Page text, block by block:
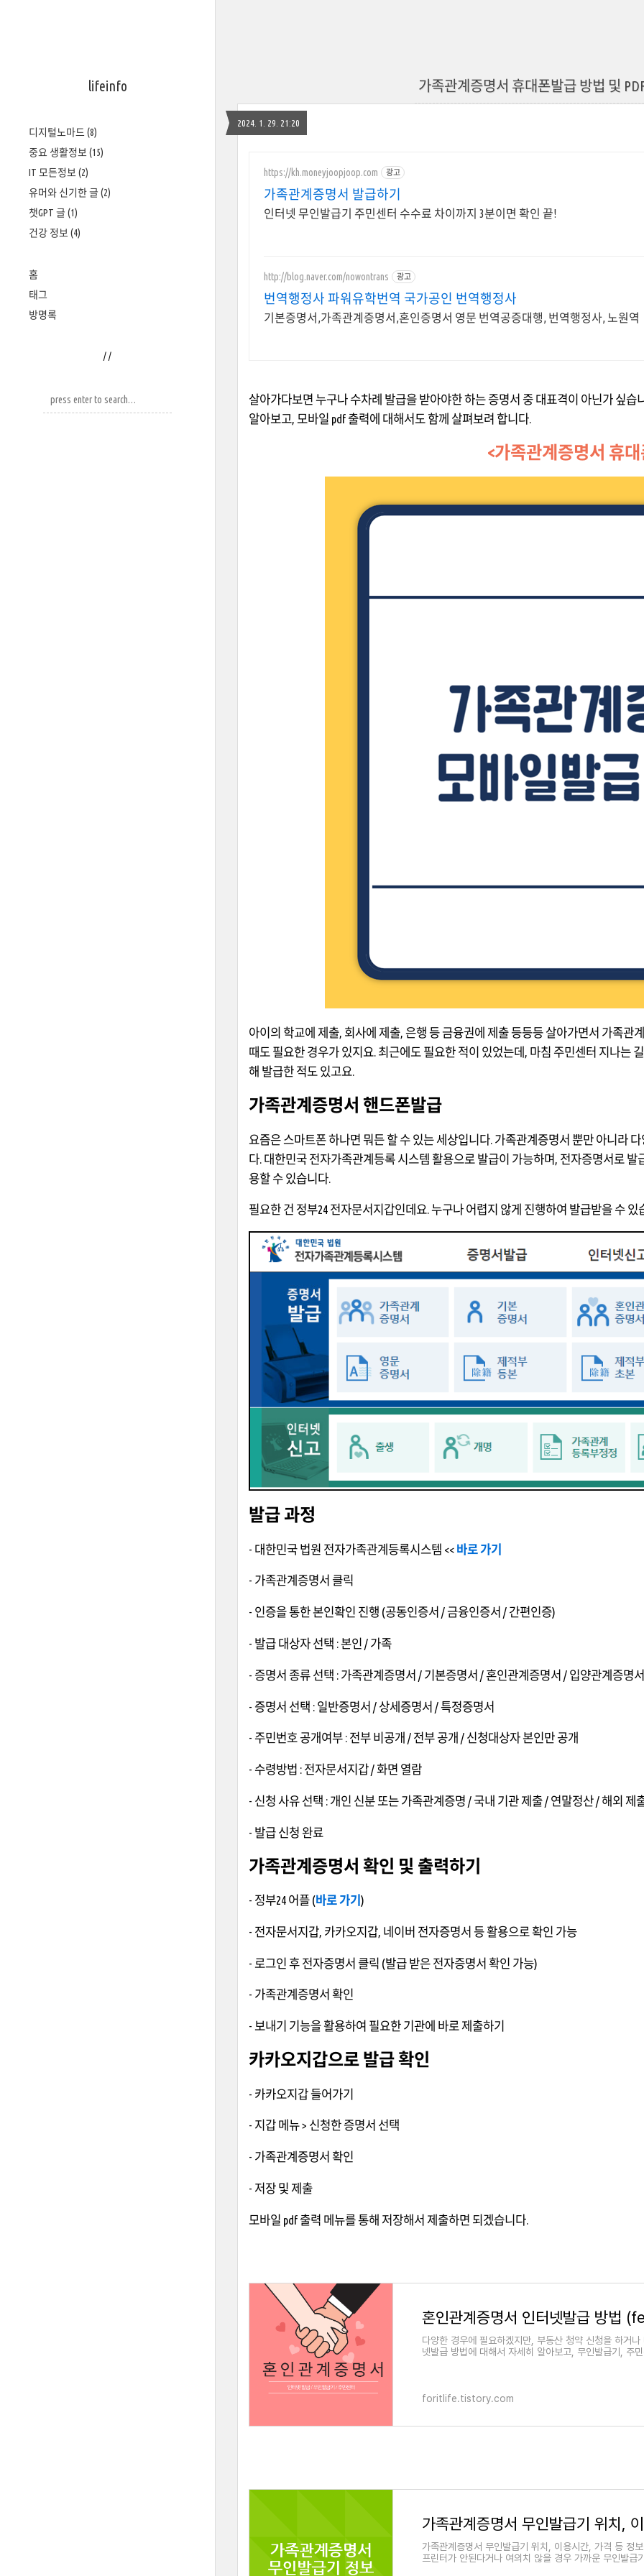
lifeinfo
디지털노마드 (8)
중요 생활정보 (15)
IT 모든정보 (2)
유머와 신기한 글 (2)
챗GPT 글 (1)
건강 정보 (4)
홈
태그
방명록
/ /
가족관계증명서 휴대폰발급 방법 및
2024. 1. 29. 21:20
https://kh.moneyjoopjoop.com 광고
가족관계증명서 발급하기
인터넷 무인발급기 주민센터 수수료 차이까지 3분이면 확인 끝!
http://blog.naver.com/nowontrans 광고
번역행정사 파워유학번역 국가공인 번역행정사
기본증명서,가족관계증명서,혼인증명서 영문 번역공증대행, 번역행정사, 노원역
살아가다보면 누구나 수차례 발급을 받아야한 하는 증명서 중 대표격이 아닌가 싶
알아보고, 모바일 pdf 출력에 대해서도 함께 살펴보려 합니다.
<가족관계증명서 휴
아이의 학교에 제출, 회사에 제출, 은행 등 금융권에 제출 등등등 살아가면서 가족
때도 필요한 경우가 있지요. 최근에도 필요한 적이 있었는데, 마침 주민센터 지나는
해 발급한 적도 있고요.
가족관계증명서 핸드폰발급
요즘은 스마트폰 하나면 뭐든 할 수 있는 세상입니다. 가족관계증명서 뿐만 아니라
다. 대한민국 전자가족관계등록 시스템 활용으로 발급이 가능하며, 전자증명서로
용할 수 있습니다.
필요한 건 정부24 전자문서지갑인데요. 누구나 어렵지 않게 진행하여 발급받을 수 있
발급 과정
- 대한민국 법원 전자가족관계등록시스템 << 바로 가기
- 가족관계증명서 클릭
- 인증을 통한 본인확인 진행 (공동인증서 / 금융인증서 / 간편인증)
- 발급 대상자 선택 : 본인 / 가족
- 증명서 종류 선택 : 가족관계증명서 / 기본증명서 / 혼인관계증명서 / 입양관계증명서
- 증명서 선택 : 일반증명서 / 상세증명서 / 특정증명서
- 주민번호 공개여부 : 전부 비공개 / 전부 공개 / 신청대상자 본인만 공개
- 수령방법 : 전자문서지갑 / 화면 열람
- 신청 사유 선택 : 개인 신분 또는 가족관계증명 / 국내 기관 제출 / 연말정산 / 해외 제
- 발급 신청 완료
가족관계증명서 확인 및 출력하기
- 정부24 어플 (바로 가기 )
- 전자문서지갑, 카카오지갑, 네이버 전자증명서 등 활용으로 확인 가능
- 로그인 후 전자증명서 클릭 (발급 받은 전자증명서 확인 가능)
- 가족관계증명서 확인
- 보내기 기능을 활용하여 필요한 기관에 바로 제출하기
카카오지갑으로 발급 확인
- 카카오지갑 들어가기
- 지갑 메뉴 > 신청한 증명서 선택
- 가족관계증명서 확인
- 저장 및 제출
모바일 pdf 출력 메뉴를 통해 저장해서 제출하면 되겠습니다.
다양한 경우에 필요하겠지만, 부동산 청약 신청을 하거
넷발급 방법에 대해서 자세히 알아보고, 무인발급기, 주
foritlife.tistory.com
가족관계증명서 무인발급기 위치,
가족관계증명서 무인발급기 위치, 이용시간, 가격 등 정
프린터가 안된다거나 여의치 않을 경우 가까운 무인발급